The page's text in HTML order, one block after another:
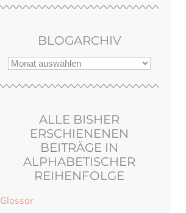
BLOGARCHIV
ALLE BISHER
ERSCHIENENEN
BEITRÄGE IN
ALPHABETISCHER
REIHENFOLGE
Glossar